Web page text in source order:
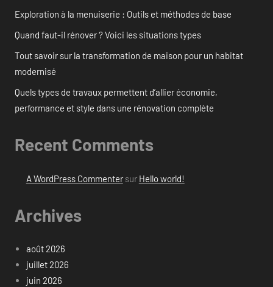
Exploration à la menuiserie : Outils et méthodes de base
Quand faut-il rénover ? Voici les situations types
Tout savoir sur la transformation de maison pour un habitat
modernisé
Quels types de travaux permettent d’allier économie,
performance et style dans une rénovation complète
Recent Comments
A WordPress Commentersur Hello world!
Archives
août 2026
juillet 2026
juin 2026